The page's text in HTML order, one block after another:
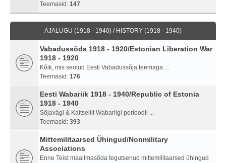
Teemasid: 147
AJALUGU (1918 - 1940) / HISTORY (1918 - 1940)
Vabadussõda 1918 - 1920/Estonian Liberation War
1918 - 1920
Kõik, mis seotud Eesti Vabadussõja teemaga ...
Teemasid: 176
Eesti Wabariik 1918 - 1940/Republic of Estonia
1918 - 1940
Sõjavägi & Kaitseliit Wabariigi perioodil ...
Teemasid: 393
Mittemilitaarsed Ühingud/Nonmilitary
Associations
Enne Teist maailmasõda tegutsenud mittemilitaarsed ühingud